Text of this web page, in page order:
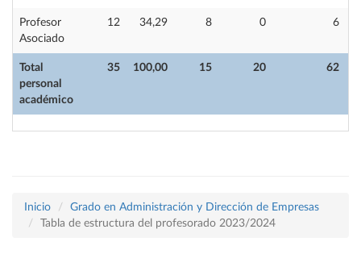
Total
personal
académico
35 100,00 15 20 62
Profesor
Asociado
12 34,29 8 0 6
Inicio
Grado en Administración y Dirección de Empresas
Tabla de estructura del profesorado 2023/2024